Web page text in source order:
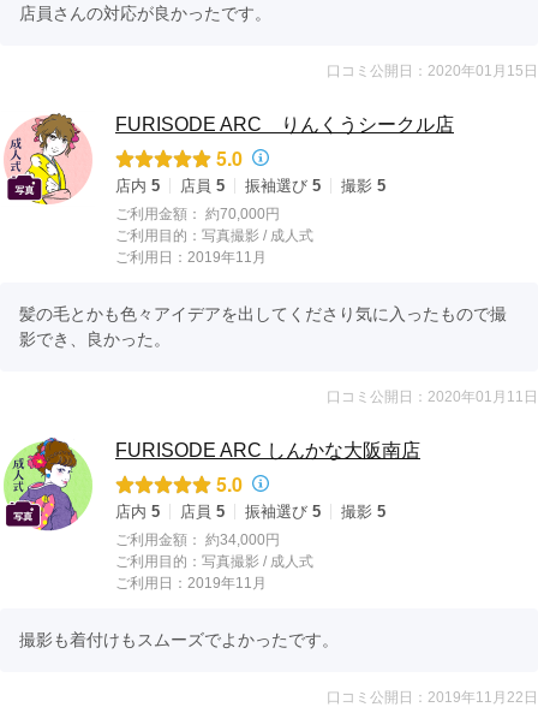
店員さんの対応が良かったです。
口コミ公開日：2020年01月15日
FURISODE ARC りんくうシークル店
5.0
店内 5 店員 5 振袖選び 5 撮影 5
ご利用金額： 約70,000円
ご利用目的： 写真撮影 / 成人式
ご利用日：2019年11月
髪の毛とかも色々アイデアを出してくださり気に入ったもので撮
影でき、良かった。
口コミ公開日：2020年01月11日
FURISODE ARC しんかな大阪南店
5.0
店内 5 店員 5 振袖選び 5 撮影 5
ご利用金額： 約34,000円
ご利用目的： 写真撮影 / 成人式
ご利用日：2019年11月
撮影も着付けもスムーズでよかったです。
口コミ公開日：2019年11月22日